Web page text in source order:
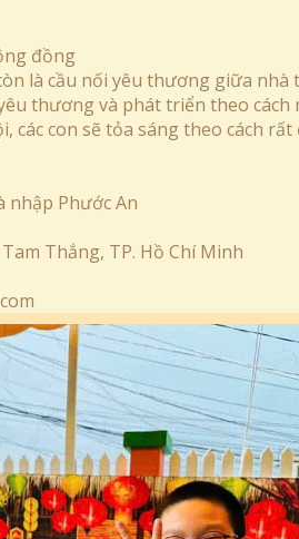
đồng
là cầu nối yêu thương giữa
thương và phát triển theo cách
các con sẽ tỏa sáng theo cách rất
Phước An
Thắng, TP. Hồ Chí Minh